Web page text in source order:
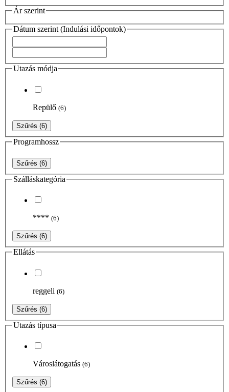
Ár szerint
Dátum szerint (Indulási időpontok)
Utazás módja
Repülő (6)
Szűrés (6)
Programhossz
Szűrés (6)
Szálláskategória
**** (6)
Szűrés (6)
Ellátás
reggeli (6)
Szűrés (6)
Utazás típusa
Városlátogatás (6)
Szűrés (6)